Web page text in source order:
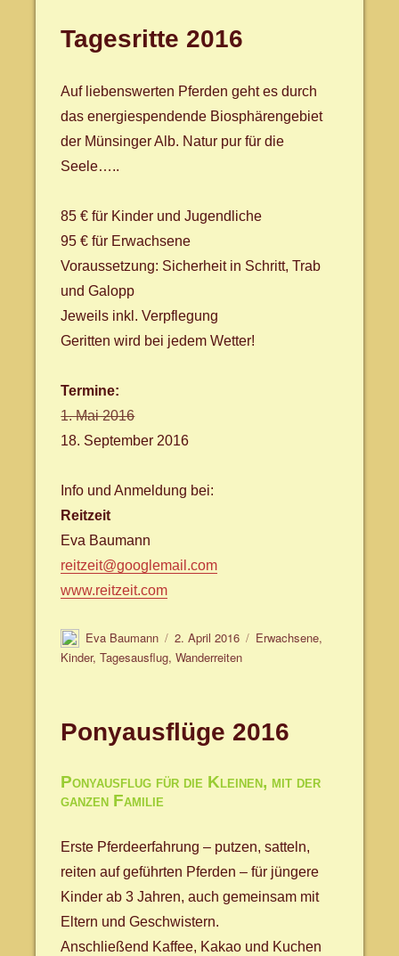
Tagesritte 2016
Auf liebenswerten Pferden geht es durch
das energiespendende Biosphärengebiet
der Münsinger Alb. Natur pur für die
Seele…..
85 € für Kinder und Jugendliche
95 € für Erwachsene
Voraussetzung: Sicherheit in Schritt, Trab
und Galopp
Jeweils inkl. Verpflegung
Geritten wird bei jedem Wetter!
Termine:
1. Mai 2016
18. September 2016
Info und Anmeldung bei:
Reitzeit
Eva Baumann
reitzeit@googlemail.com
www.reitzeit.com
Autor
Eva Baumann
Veröffentlicht
am
2. April 2016 Schlagwörter
Erwachsene,
Kinder,Tagesausflug,Wanderreiten
Ponyausflüge 2016
Ponyausflug für die Kleinen, mit der
ganzen Familie
Erste Pferdeerfahrung – putzen, satteln,
reiten auf geführten Pferden – für jüngere
Kinder ab 3 Jahren, auch gemeinsam mit
Eltern und Geschwistern.
Anschließend Kaffee, Kakao und Kuchen